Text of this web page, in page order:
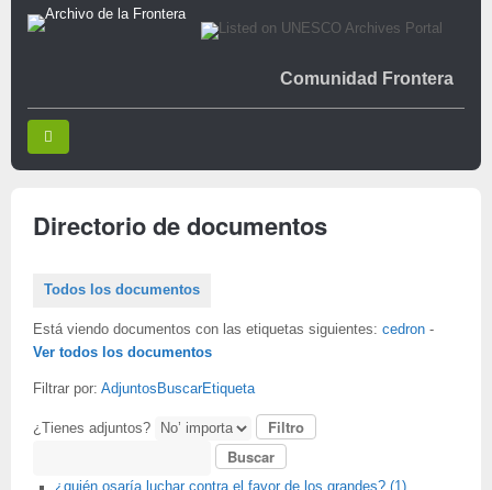
Comunidad Frontera
Directorio de documentos
Todos los documentos
Está viendo documentos con las etiquetas siguientes: cedron -
Ver todos los documentos
Filtrar por: Adjuntos BuscarEtiqueta
¿Tienes adjuntos?
¿quién osaría luchar contra el favor de los grandes? (1)